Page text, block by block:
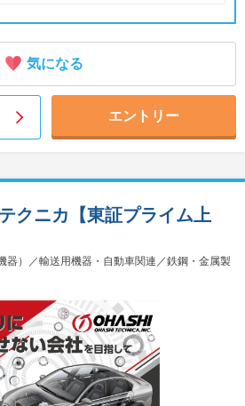
気になる
エントリー
器）／輸送用機器・自動車関連／鉄鋼・金属製
クニカ【東証プライム上